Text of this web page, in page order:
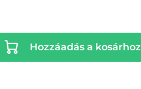
Hozzáadás a kosárhoz